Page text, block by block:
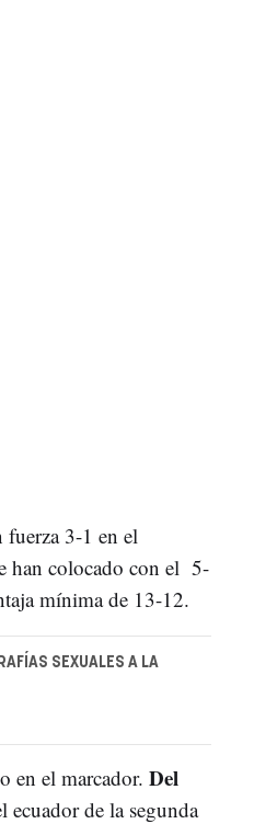
fuerza 3-1 en el
han colocado con el 5-
mínima de 13-12.
SEXUALES A LA
en el marcador. Del
ecuador de la segunda